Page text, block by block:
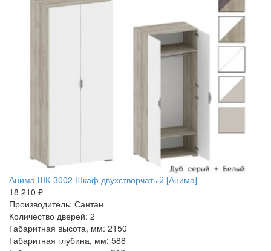
Анима ШК-3002 Шкаф двухстворчатый [Анима]
18 210 ₽
Производитель: Сантан
Количество дверей: 2
Габаритная высота, мм: 2150
Габаритная глубина, мм: 588